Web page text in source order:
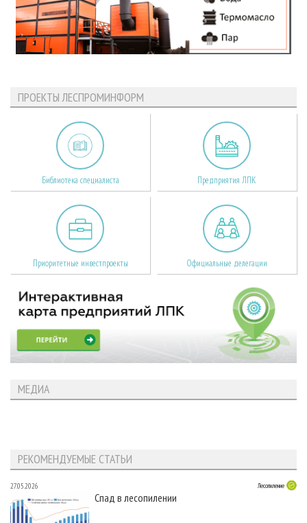
ПРОЕКТЫ ЛЕСПРОМИНФОРМ
Библиотека специалиста Предприятия ЛПК
Приоритетные инвестпроекты Официальные делегации
МЕДИА
РЕКОМЕНДУЕМЫЕ СТАТЬИ
27.05.2026 Лесопиление
Спад в лесопилении